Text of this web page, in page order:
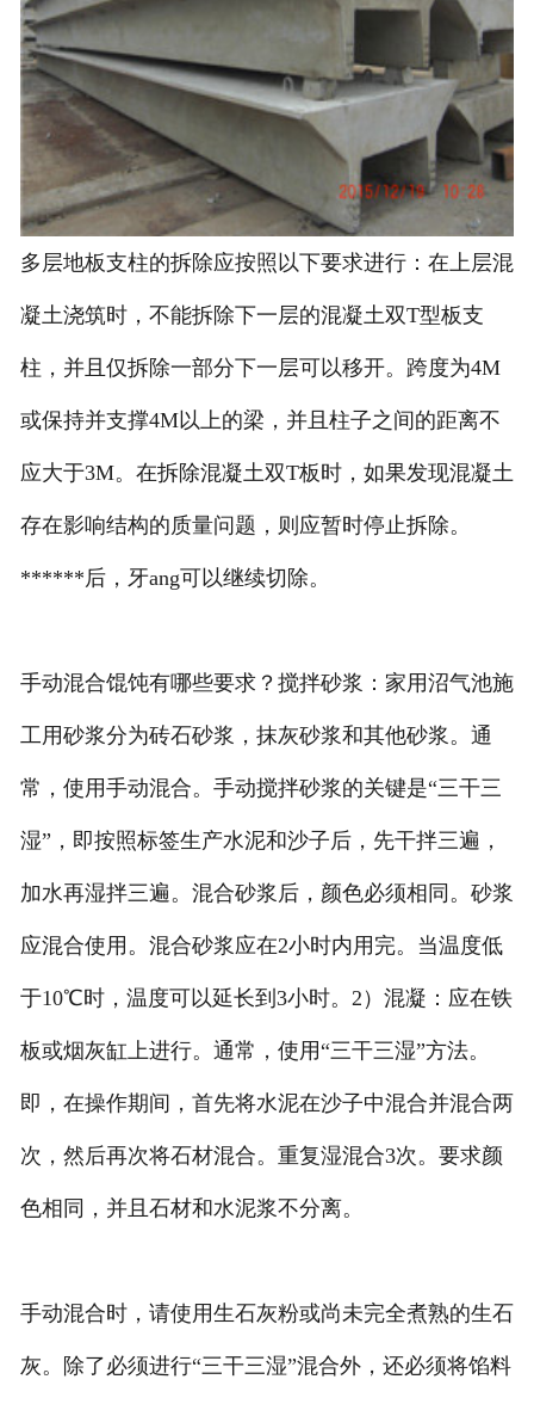
多层地板支柱的拆除应按照以下要求进行：在上层混
凝土浇筑时，不能拆除下一层的混凝土双T型板支
柱，并且仅拆除一部分下一层可以移开。跨度为4M
或保持并支撑4M以上的梁，并且柱子之间的距离不
应大于3M。在拆除混凝土双T板时，如果发现混凝土
存在影响结构的质量问题，则应暂时停止拆除。
******后，牙ang可以继续切除。
手动混合馄饨有哪些要求？搅拌砂浆：家用沼气池施
工用砂浆分为砖石砂浆，抹灰砂浆和其他砂浆。通
常，使用手动混合。手动搅拌砂浆的关键是“三干三
湿”，即按照标签生产水泥和沙子后，先干拌三遍，
加水再湿拌三遍。混合砂浆后，颜色必须相同。砂浆
应混合使用。混合砂浆应在2小时内用完。当温度低
于10℃时，温度可以延长到3小时。2）混凝：应在铁
板或烟灰缸上进行。通常，使用“三干三湿”方法。
即，在操作期间，首先将水泥在沙子中混合并混合两
次，然后再次将石材混合。重复湿混合3次。要求颜
色相同，并且石材和水泥浆不分离。
手动混合时，请使用生石灰粉或尚未完全煮熟的生石
灰。除了必须进行“三干三湿”混合外，还必须将馅料